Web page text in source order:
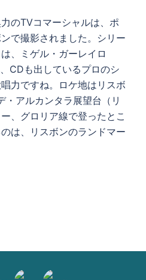
のTVコマーシャルは、ポ
で撮影されました。シリー
、ミゲル・ガーレイロ
CDも出しているプロのシ
力ですね。ロケ地はリスボ
・アルカンタラ展望台（リ
、グロリア線で登ったとこ
は、リスボンのランドマー